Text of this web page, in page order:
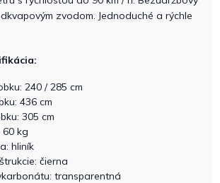
zvodom. Jednoduché a rýchle
240 / 285 cm
436 cm
305 cm
kg
hliník
čierna
transparentná